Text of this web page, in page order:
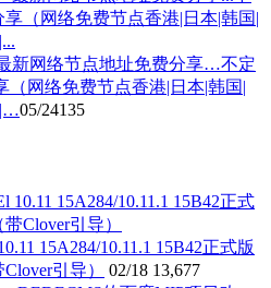
最新网络节点地址免费分享…不定
网络免费节点香港|日本|韩国|
|…05/24135
15A284/10.11.1 15B42正式版
引导）
02/18 13,677